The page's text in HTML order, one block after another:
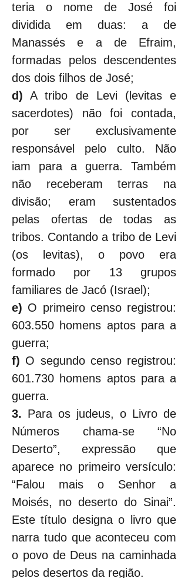
teria o nome de José foi
dividida em duas: a de
Manassés e a de Efraim,
formadas pelos descendentes
dos dois filhos de José;
d) A tribo de Levi (levitas e
sacerdotes) não foi contada,
por ser exclusivamente
responsável pelo culto. Não
iam para a guerra. Também
não receberam terras na
divisão; eram sustentados
pelas ofertas de todas as
tribos. Contando a tribo de Levi
(os levitas), o povo era
formado por 13 grupos
familiares de Jacó (Israel);
e) O primeiro censo registrou:
603.550 homens aptos para a
guerra;
f) O segundo censo registrou:
601.730 homens aptos para a
guerra.
3. Para os judeus, o Livro de
Números chama-se “No
Deserto”, expressão que
aparece no primeiro versículo:
“Falou mais o Senhor a
Moisés, no deserto do Sinai”.
Este título designa o livro que
narra tudo que aconteceu com
o povo de Deus na caminhada
pelos desertos da região.